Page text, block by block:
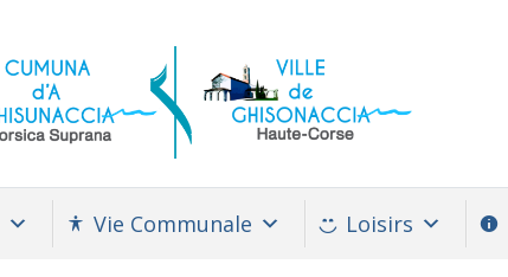
Vie Communale Loisirs